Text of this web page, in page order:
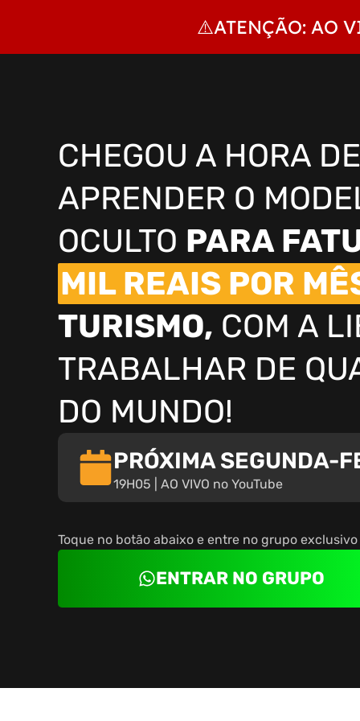
⚠️ATENÇÃO: AO
CHEGOU A HORA
APRENDER O
OCULTO PARA
MIL REAIS POR
TURISMO, COM A
TRABALHAR DE
DO MUNDO!
PRÓXIMA SEGUNDA-
19H05 | AO VIVO no YouTube
Toque no botão abaixo e entre no grupo
ENTRAR NO GRUPO